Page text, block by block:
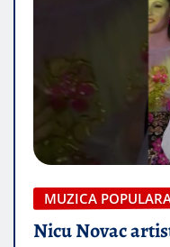
MUZICA
Nicu Novac